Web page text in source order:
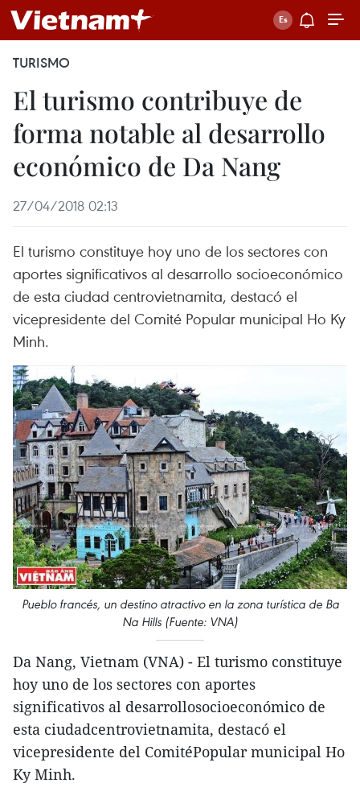
TURISMO
El turismo contribuye de
forma notable al desarrollo
económico de Da Nang
27/04/2018 02:13
El turismo constituye hoy uno de los sectores con
aportes significativos al desarrollo socioeconómico
de esta ciudad centrovietnamita, destacó el
vicepresidente del Comité Popular municipal Ho Ky
Minh.
Pueblo francés, un destino atractivo en la zona turística de Ba
Na Hills (Fuente: VNA)
Da Nang, Vietnam (VNA) - El turismo constituye
hoy uno de los sectores con aportes
significativos al desarrollosocioeconómico de
esta ciudadcentrovietnamita, destacó el
vicepresidente del ComitéPopular municipal Ho
Ky Minh.